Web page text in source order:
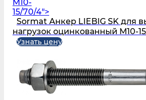
M10-
15/70/4">
Sormat Анкер LIEBIG SK для
нагрузок оцинкованный M10-
Узнать цену